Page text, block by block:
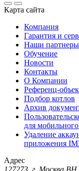
Карта сайта
Компания
Гарантия и
Наши партнеры
Обучение
Новости
Контакты
О Компании
Референц-
Подбор котлов
Архив
для
Удаление
приложения
Адрес
127273, г.